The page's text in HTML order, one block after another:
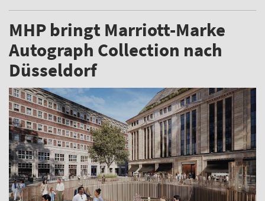
MHP bringt Marriott-Marke
Autograph Collection nach
Düsseldorf